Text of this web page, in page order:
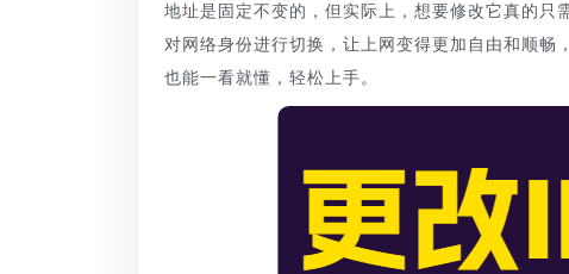
地址是固定不变的，但实际上，想要修改它真的只
对网络身份进行切换，让上网变得更加自由和顺畅
也能一看就懂，轻松上手。